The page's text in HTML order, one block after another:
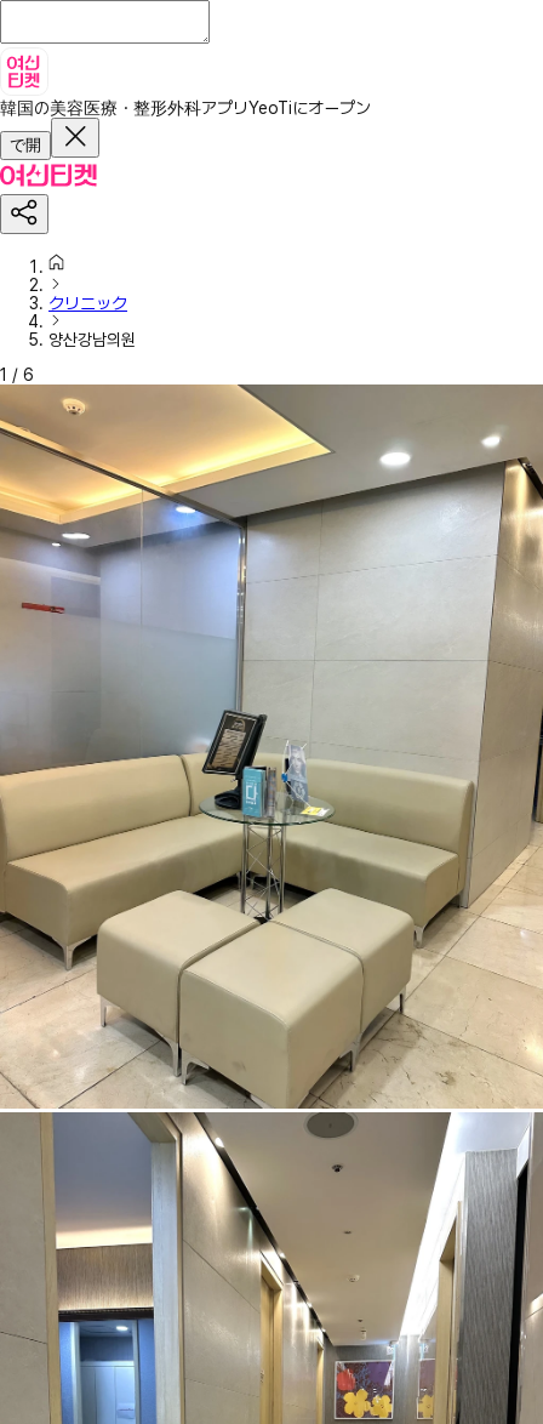
韓国の美容医療・整形外科アプリYeoTiにオープン
で開
クリニック
양산강남의원
1 / 6